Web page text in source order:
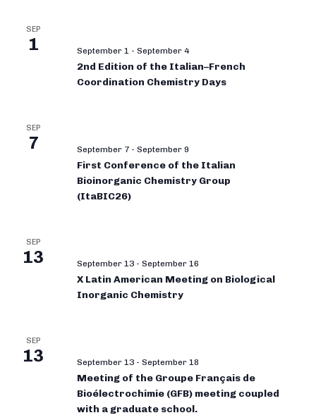
SEP
1 September 1 - September 4
2nd Edition of the Italian–French
Coordination Chemistry Days
SEP
7 September 7 - September 9
First Conference of the Italian
Bioinorganic Chemistry Group
(ItaBIC26)
SEP
13 September 13 - September 16
X Latin American Meeting on Biological
Inorganic Chemistry
SEP
13 September 13 - September 18
Meeting of the Groupe Français de
Bioélectrochimie (GFB) meeting coupled
with a graduate school.